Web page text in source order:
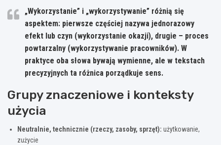
„Wykorzystanie” i „wykorzystywanie” różnią się
aspektem: pierwsze częściej nazywa jednorazowy
efekt lub czyn (wykorzystanie okazji), drugie – proces
powtarzalny (wykorzystywanie pracowników). W
praktyce oba słowa bywają wymienne, ale w tekstach
precyzyjnych ta różnica porządkuje sens.
Grupy znaczeniowe i konteksty
użycia
Neutralnie, technicznie (rzeczy, zasoby, sprzęt): użytkowanie,
zużycie